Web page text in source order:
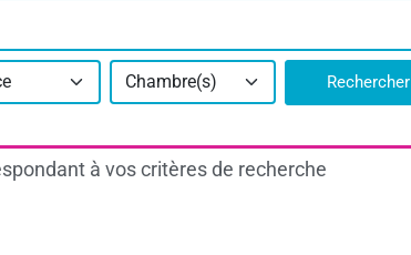
Chambre(s) Rechercher
à vos critères de recherche